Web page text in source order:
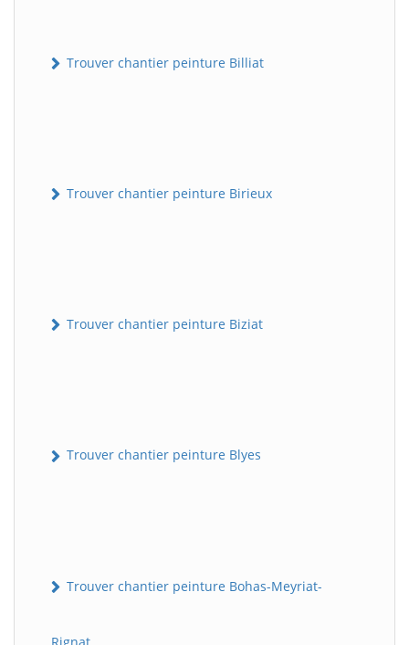
Trouver chantier peinture Billiat
Trouver chantier peinture Birieux
Trouver chantier peinture Biziat
Trouver chantier peinture Blyes
Trouver chantier peinture Bohas-Meyriat-